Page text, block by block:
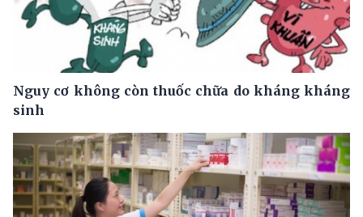
Nguy cơ không còn thuốc chữa do kháng kháng
sinh